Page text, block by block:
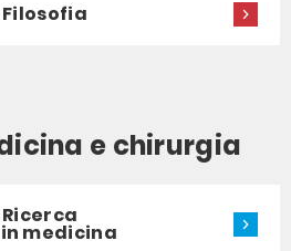
e chirurgia
medicina